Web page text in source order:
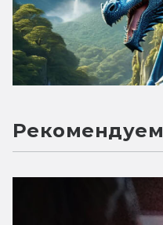
Рекомендуем